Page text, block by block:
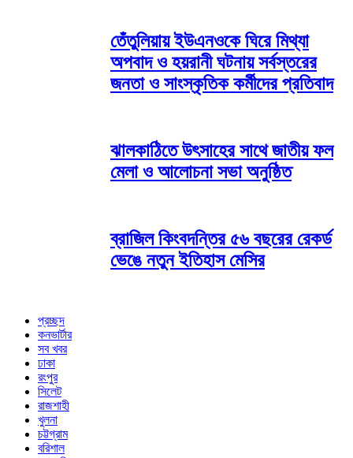
তেঁতুলিয়ায় ইউএনওকে ঘিরে মিথ্যা
অপবাদ ও হয়রানী ঘটনায় সর্বস্তরের
জনতা ও সাংস্কৃতিক কর্মীদের প্রতিবাদ
ঝালকাঠিতে উৎসাহের সাথে জাতীয় ফল
মেলা ও আলোচনা সভা অনুষ্ঠিত
ব্রাজিল কিংবদন্তির ৫৬ বছরের রেকর্ড
ভেঙে নতুন ইতিহাস মেসির
প্রচ্ছদ
কনভার্টার
সব খবর
ঢাকা
রংপুর
সিলেট
রাজশাহী
খুলনা
চট্টগ্রাম
বরিশাল